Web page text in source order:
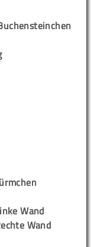
Wand
Wand